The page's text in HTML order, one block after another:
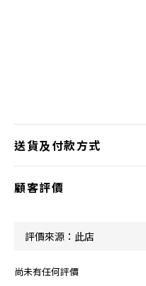
送貨及付款方式
顧客評價
尚未有任何評價